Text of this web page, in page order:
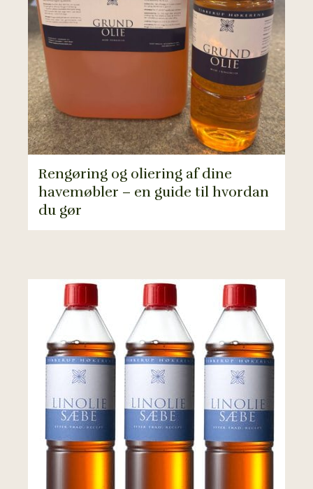
Rengøring og oliering af dine
havemøbler – en guide til hvordan
du gør